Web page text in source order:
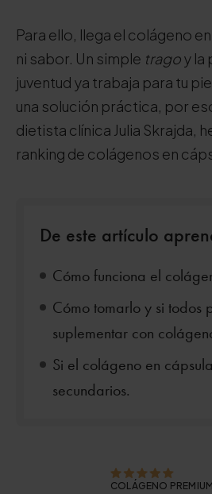
Para ello, llega el colágeno
ni sabor. Un simple tragoy la
juventud ya trabaja para tu
una solución práctica, por
dietista clínica Julia Skrajda,
ranking de colágenos en
De este artículo
Cómo funciona el
Cómo tomarlo y si todos
suplementar con
Si el colágeno en
secundarios.
COLÁGENO